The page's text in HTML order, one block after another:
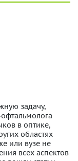
задачу,
в оптике,
областях
или вузе не
всех аспектов